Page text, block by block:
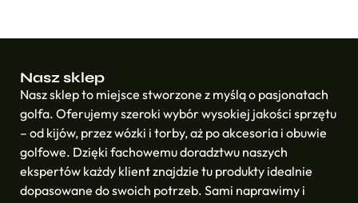
Nasz sklep
Nasz sklep to miejsce stworzone z myślą o pasjonatach
golfa. Oferujemy szeroki wybór wysokiej jakości sprzętu
– od kijów, przez wózki i torby, aż po akcesoria i obuwie
golfowe. Dzięki fachowemu doradztwu naszych
ekspertów każdy klient znajdzie tu produkty idealnie
dopasowane do swoich potrzeb. Sami naprawimy i